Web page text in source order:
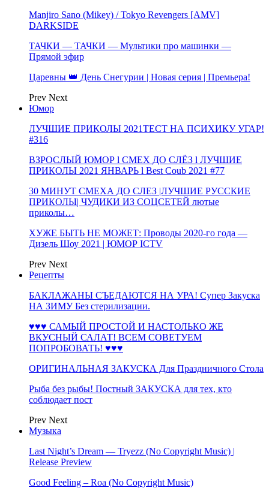
Manjiro Sano (Mikey) / Tokyo Revengers [AMV]
DARKSIDE
ТАЧКИ — ТАЧКИ — Мультики про машинки —
Прямой эфир
Царевны 👑 День Снегурии | Новая серия | Премьера!
Prev Next
Юмор
ЛУЧШИЕ ПРИКОЛЫ 2021ТЕСТ НА ПСИХИКУ УГАР!
#316
ВЗРОСЛЫЙ ЮМОР l СМЕХ ДО СЛЁЗ l ЛУЧШИЕ
ПРИКОЛЫ 2021 ЯНВАРЬ l Best Coub 2021 #77
30 МИНУТ СМЕХА ДО СЛЕЗ |ЛУЧШИЕ РУССКИЕ
ПРИКОЛЫ| ЧУДИКИ ИЗ СОЦСЕТЕЙ лютые
приколы…
ХУЖЕ БЫТЬ НЕ МОЖЕТ: Проводы 2020-го года —
Дизель Шоу 2021 | ЮМОР ICTV
Prev Next
Рецепты
БАКЛАЖАНЫ СЪЕДАЮТСЯ НА УРА! Супер Закуска
НА ЗИМУ Без стерилизации.
♥♥♥ САМЫЙ ПРОСТОЙ И НАСТОЛЬКО ЖЕ
ВКУСНЫЙ САЛАТ! ВСЕМ СОВЕТУЕМ
ПОПРОБОВАТЬ! ♥♥♥
ОРИГИНАЛЬНАЯ ЗАКУСКА Для Праздничного Стола
Рыба без рыбы! Постный ЗАКУСКА для тех, кто
соблюдает пост
Prev Next
Музыка
Last Night’s Dream — Tryezz (No Copyright Music) |
Release Preview
Good Feeling – Roa (No Copyright Music)